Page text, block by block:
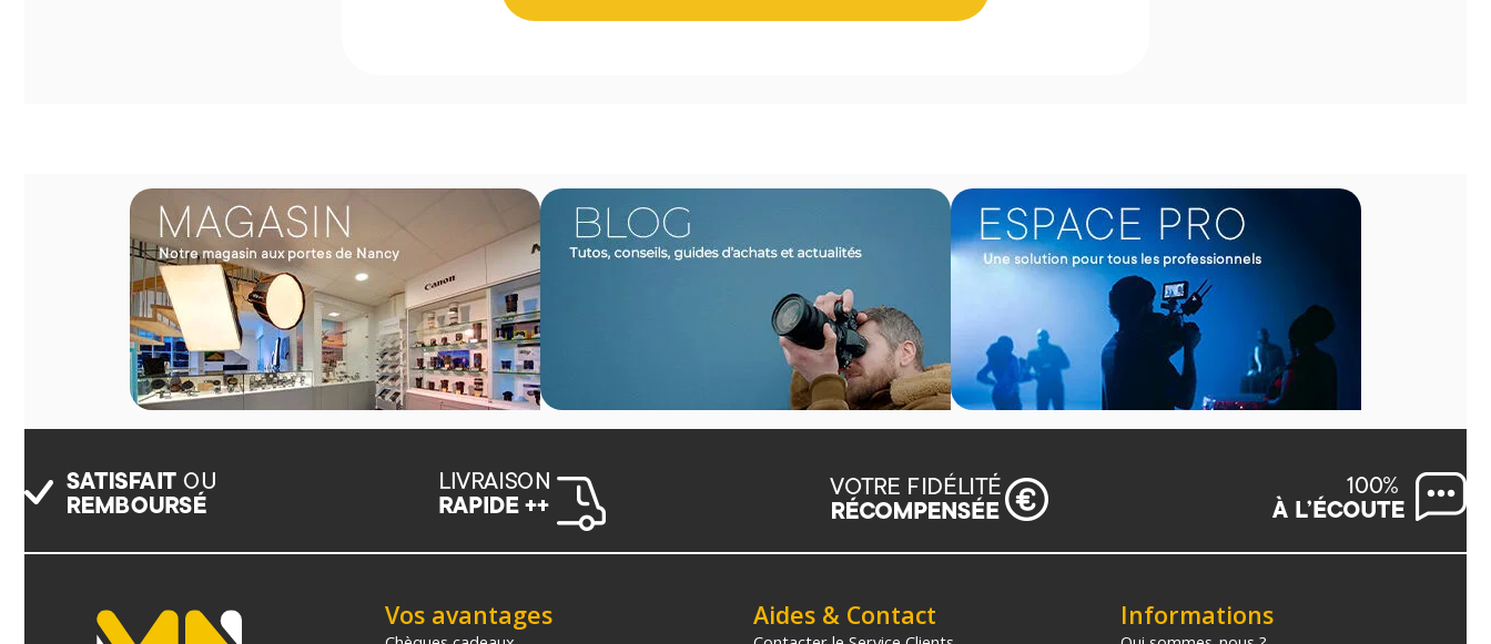
Vos avantages Aides & Contact Informations